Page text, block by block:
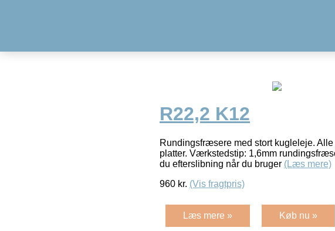
R22,2 K12
Rundingsfræsere med stort kugleleje.
platter. Værkstedstip: 1,6mm
du efterslibning når du bruger (Læs mere)
960 kr. (Vis fragtpris)
Læs mere » Køb nu »